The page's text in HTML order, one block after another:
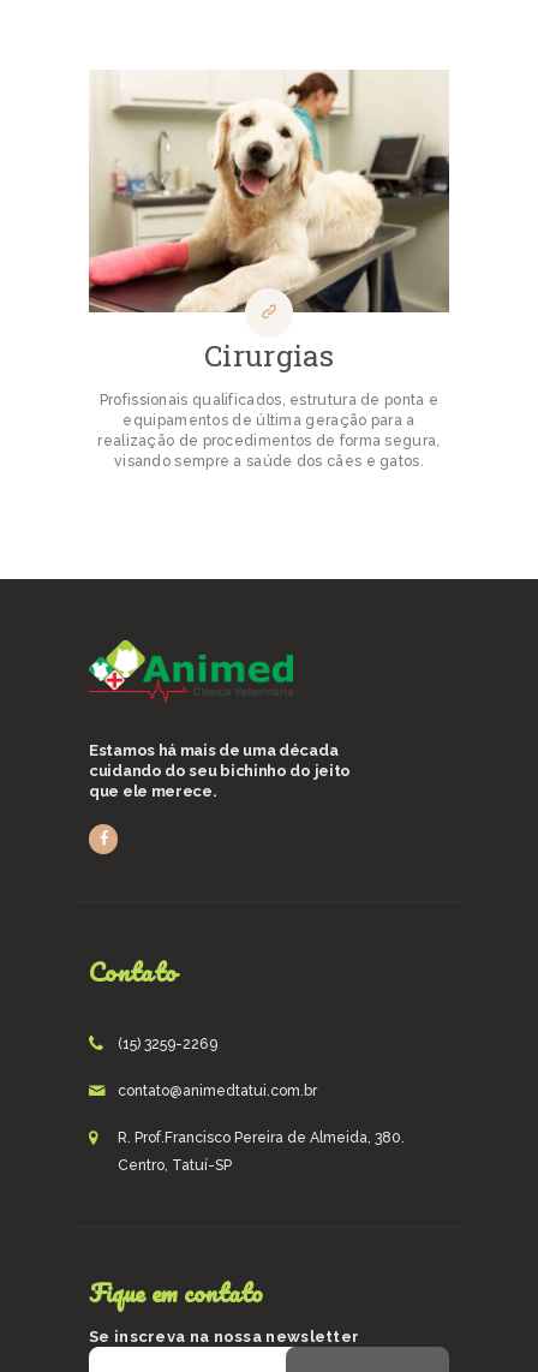
Cirurgias
Profissionais qualificados, estrutura de ponta e
equipamentos de última geração para a
realização de procedimentos de forma segura,
visando sempre a saúde dos cães e gatos.
Estamos há mais de uma década
cuidando do seu bichinho do jeito
que ele merece.
Contato
(15) 3259-2269
contato@animedtatui.com.br
R. Prof.Francisco Pereira de Almeida, 380.
Centro, Tatuí-SP
Fique em contato
Se inscreva na nossa newsletter